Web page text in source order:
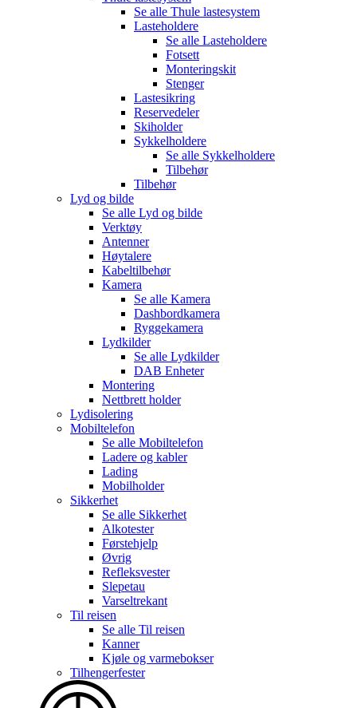
Se alle Thule lastesystem
Lasteholdere
Se alle Lasteholdere
Fotsett
Monteringskit
Stenger
Lastesikring
Reservedeler
Skiholder
Sykkelholdere
Se alle Sykkelholdere
Tilbehør
Tilbehør
Lyd og bilde
Se alle Lyd og bilde
Verktøy
Antenner
Høytalere
Kabeltilbehør
Kamera
Se alle Kamera
Dashbordkamera
Ryggekamera
Lydkilder
Se alle Lydkilder
DAB Enheter
Montering
Nettbrett holder
Lydisolering
Mobiltelefon
Se alle Mobiltelefon
Ladere og kabler
Lading
Mobilholder
Sikkerhet
Se alle Sikkerhet
Alkotester
Førstehjelp
Øvrig
Refleksvester
Slepetau
Varseltrekant
Til reisen
Se alle Til reisen
Kanner
Kjøle og varmebokser
Tilhengerfester